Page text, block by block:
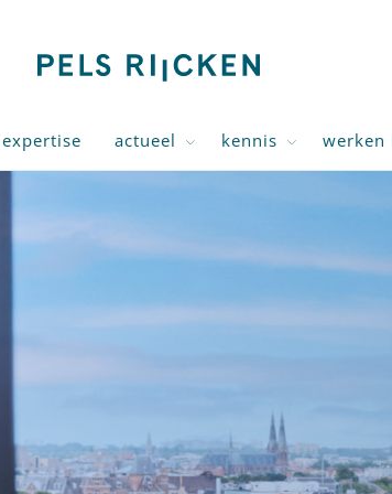
expertise actueel kennis werken